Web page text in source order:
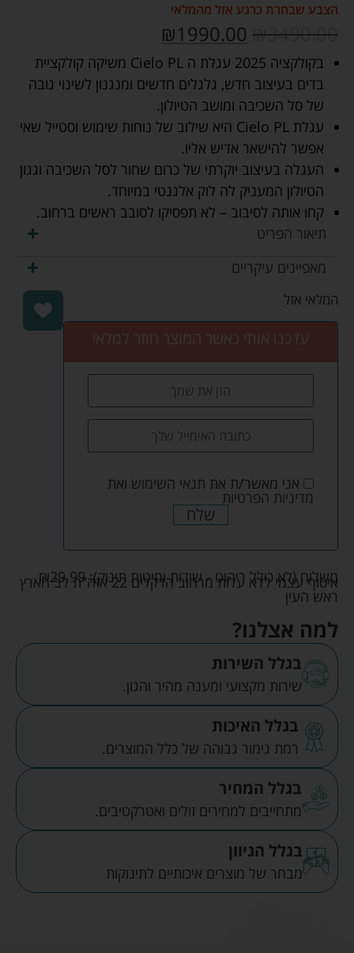
הצבע שבחרת כרגע אזל מהמלאי
₪3490.00
₪1990.00
בקולקציה 2025 עגלת ה Cielo PL משיקה קולקציית
בדים בעיצוב חדש, גלגלים חדשים ומנגנון לשינוי גובה
של סל השכיבה ומושב הטיולון.
עגלת Cielo PL היא שילוב של נוחות שימוש וסטייל שאי
אפשר להישאר אדיש אליו.
העגלה בעיצוב יוקרתי של כרום שחור לסל השכיבה וגגון
הטיולון המעניק לה לוק אלגנטי במיוחד.
קחו אותה לסיבוב – לא תפסיקו לסובב ראשים ברחוב.
תיאור הפריט
מאפיינים עיקריים
המלאי אזל
עדכנו אותי כאשר המוצר חוזר למלאי
אני מאשר/ת את תנאי השימוש ואת
מדיניות הפרטיות
שלח
משלוח (לא כולל ריהוט - שידות ומיטות תינוק): ₪29.99
איסוף עצמי ללא עלות מרחוב הדקלים 22 אזה"ת לב הארץ
ראש העין
למה אצלנו?
בגלל השירות
שירות מקצועי ומענה מהיר והגון.
בגלל האיכות
רמת גימור גבוהה של כלל המוצרים.
בגלל המחיר
מתחייבים למחירים זולים ואטרקטיבים.
בגלל הגיוון
מבחר של מוצרים איכותיים לתינוקות